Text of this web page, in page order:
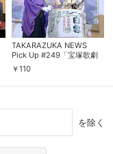
TAKARAZUKA NEWS
Pick Up #249「宝塚歌劇
団「拝賀式」／宝塚大劇場
2012年新春鏡開き」～
￥110
を除く